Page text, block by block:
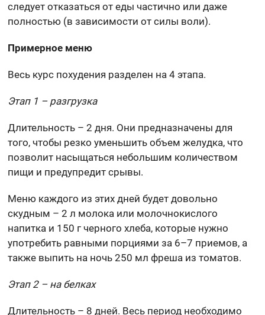
следует отказаться от еды частично или даже
полностью (в зависимости от силы воли).
Примерное меню
Весь курс похудения разделен на 4 этапа.
Этап 1 – разгрузка
Длительность – 2 дня. Они предназначены для
того, чтобы резко уменьшить объем желудка, что
позволит насыщаться небольшим количеством
пищи и предупредит срывы.
Меню каждого из этих дней будет довольно
скудным – 2 л молока или молочнокислого
напитка и 150 г черного хлеба, которые нужно
употребить равными порциями за 6–7 приемов, а
также выпить на ночь 250 мл фреша из томатов.
Этап 2 – на белках
Длительность – 8 дней. Весь период необходимо